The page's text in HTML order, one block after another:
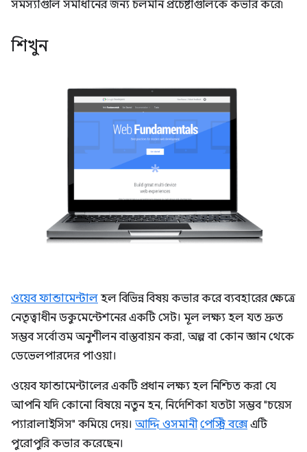
সমস্যাগুলি সমাধানের জন্য চলমান প্রচেষ্টাগুলিকে কভার করে৷
শিখুন
ওয়েব ফান্ডামেন্টাল হল বিভিন্ন বিষয় কভার করে ব্যবহারের ক্ষেত্রে
নেতৃত্বাধীন ডকুমেন্টেশনের একটি সেট। মূল লক্ষ্য হল যত দ্রুত
সম্ভব সর্বোত্তম অনুশীলন বাস্তবায়ন করা, অল্প বা কোন জ্ঞান থেকে
ডেভেলপারদের পাওয়া।
ওয়েব ফান্ডামেন্টালের একটি প্রধান লক্ষ্য হল নিশ্চিত করা যে
আপনি যদি কোনো বিষয়ে নতুন হন, নির্দেশিকা যতটা সম্ভব "চয়েস
প্যারালাইসিস" কমিয়ে দেয়। আদ্দি ওসমানী পেস্ট্রি বক্সেএটি
পুরোপুরি কভার করেছেন।